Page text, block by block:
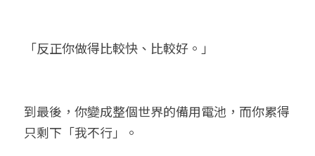
「反正你做得比較快、比較好。」
到最後，你變成整個世界的備用電池，而你累得
只剩下「我不行」。